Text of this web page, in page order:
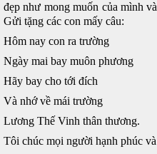
đẹp như mong muốn của mình
Gửi tặng các con mấy câu:
Hôm nay con ra trường
Ngày mai bay muôn phương
Hãy bay cho tới đích
Và nhớ về mái trường
Lương Thế Vinh thân thương.
Tôi chúc mọi người hạnh phúc